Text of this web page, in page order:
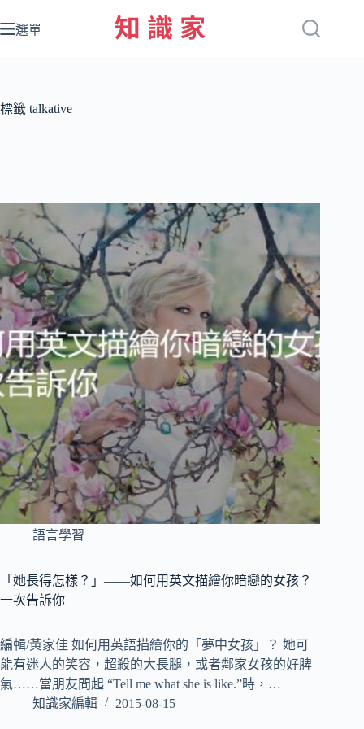
至
容
選單
標籤 talkative
語言學習
「她長得怎樣？」——如何用英文描繪你暗戀的女孩？
一次告訴你
編輯/黃家佳 如何用英語描繪你的「夢中女孩」？ 她可
能有迷人的笑容，超殺的大長腿，或者鄰家女孩的好脾
氣……當朋友問起 “Tell me what she is like.”時，…
知識家編輯
2015-08-15